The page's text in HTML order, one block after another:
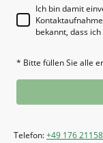
Ich bin damit
bekannt, dass
* Bitte füllen Sie alle
Telefon:+49 176